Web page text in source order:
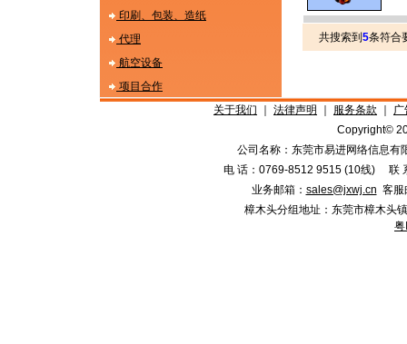
印刷、包装、造纸
代理
航空设备
项目合作
共搜索到 5条符合
关于我们 法律声明 服务条款
广
Copyright©
公司名称：东莞市易进网络信息
电 话：0769-8512 9515 (10线) 联
业务邮箱： sales@jxwj.cn 客服
樟木头分组地址：东莞市樟木头